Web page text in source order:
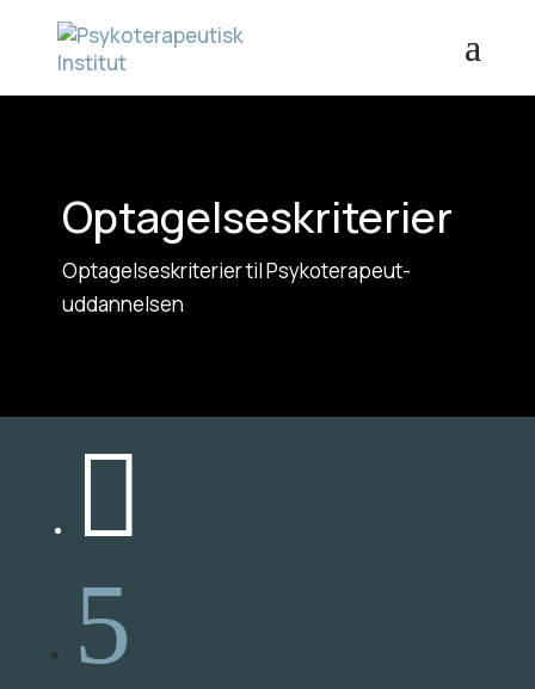
Optagelseskriterier
Optagelseskriterier til Psykoterapeut-
uddannelsen

5